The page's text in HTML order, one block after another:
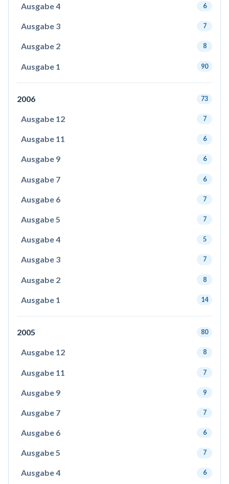
Ausgabe 4 6
Ausgabe 3 7
Ausgabe 2 8
Ausgabe 1 90
2006 73
Ausgabe 12 7
Ausgabe 11 6
Ausgabe 9 6
Ausgabe 7 6
Ausgabe 6 7
Ausgabe 5 7
Ausgabe 4 5
Ausgabe 3 7
Ausgabe 2 8
Ausgabe 1 14
2005 80
Ausgabe 12 8
Ausgabe 11 7
Ausgabe 9 9
Ausgabe 7 7
Ausgabe 6 6
Ausgabe 5 7
Ausgabe 4 6